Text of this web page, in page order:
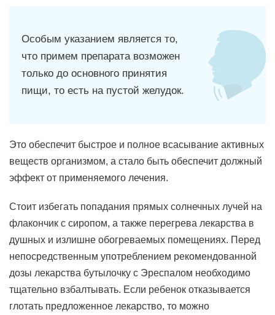
Особым указанием является то,
что примем препарата возможен
только до основного принятия
пищи, то есть на пустой желудок.
Это обеспечит быстрое и полное всасывание активных
веществ организмом, а стало быть обеспечит должный
эффект от применяемого лечения.
Стоит избегать попадания прямых солнечных лучей на
флакончик с сиропом, а также перегрева лекарства в
душных и излишне обогреваемых помещениях. Перед
непосредственным употреблением рекомендованной
дозы лекарства бутылочку с Эреспалом необходимо
тщательно взбалтывать. Если ребенок отказывается
глотать предложенное лекарство, то можно